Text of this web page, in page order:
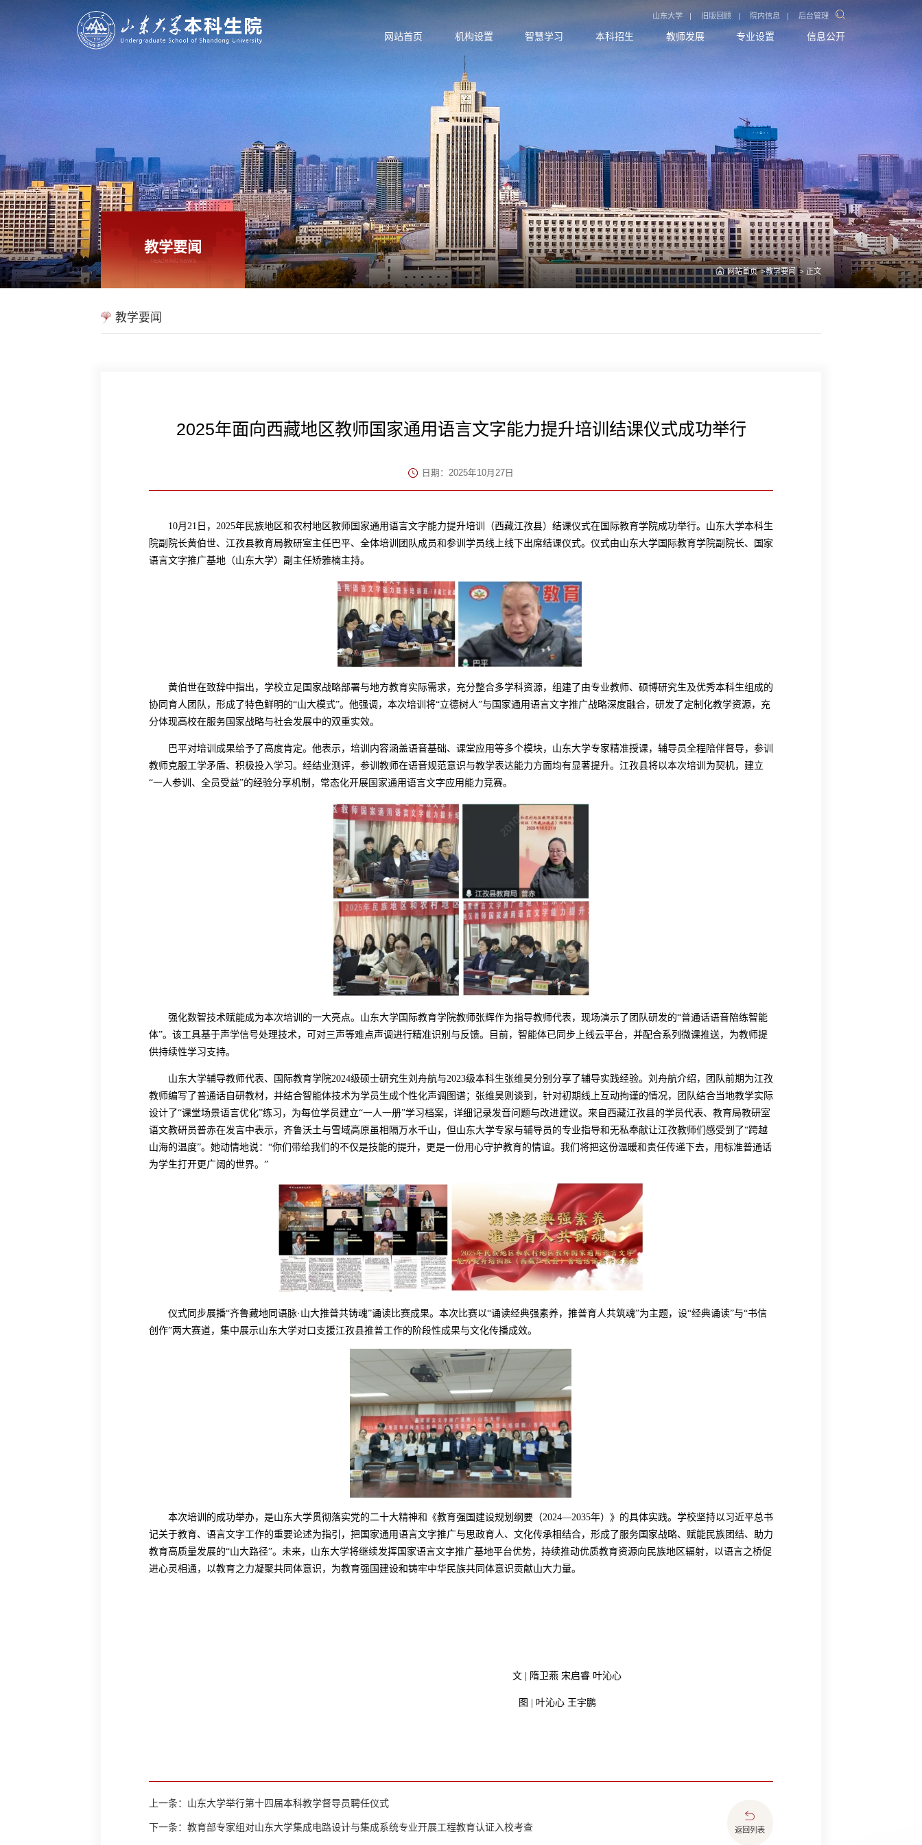
山东大学 | 旧版回顾 | 院内信息 | 后台管理
网站首页 机构设置 智慧学习 本科招生 教师发展 专业设置 信息公开
教学要闻
TEACHING NEWS
网站首页 教学要闻 正文
教学要闻
2025年面向西藏地区教师国家通用语言文字能力提升培训结课仪式成功举行
日期：2025年10月27日
10月21日，2025年民族地区和农村地区教师国家通用语言文字能力提升培训（西藏江孜县）结课仪式在国际教育学院成功举行。山东大学本科生
院副院长黄伯世、江孜县教育局教研室主任巴平、全体培训团队成员和参训学员线上线下出席结课仪式。仪式由山东大学国际教育学院副院长、国家
语言文字推广基地（山东大学）副主任矫雅楠主持。
黄伯世在致辞中指出，学校立足国家战略部署与地方教育实际需求，充分整合多学科资源，组建了由专业教师、硕博研究生及优秀本科生组成的
协同育人团队，形成了特色鲜明的“山大模式”。他强调，本次培训将“立德树人”与国家通用语言文字推广战略深度融合，研发了定制化教学资源，充
分体现高校在服务国家战略与社会发展中的双重实效。
巴平对培训成果给予了高度肯定。他表示，培训内容涵盖语音基础、课堂应用等多个模块，山东大学专家精准授课，辅导员全程陪伴督导，参训
教师克服工学矛盾、积极投入学习。经结业测评，参训教师在语音规范意识与教学表达能力方面均有显著提升。江孜县将以本次培训为契机，建立
“一人参训、全员受益”的经验分享机制，常态化开展国家通用语言文字应用能力竞赛。
强化数智技术赋能成为本次培训的一大亮点。山东大学国际教育学院教师张辉作为指导教师代表，现场演示了团队研发的“普通话语音陪练智能
体”。该工具基于声学信号处理技术，可对三声等难点声调进行精准识别与反馈。目前，智能体已同步上线云平台，并配合系列微课推送，为教师提
供持续性学习支持。
山东大学辅导教师代表、国际教育学院2024级硕士研究生刘舟航与2023级本科生张维昊分别分享了辅导实践经验。刘舟航介绍，团队前期为江孜
教师编写了普通话自研教材，并结合智能体技术为学员生成个性化声调图谱；张维昊则谈到，针对初期线上互动拘谨的情况，团队结合当地教学实际
设计了“课堂场景语言优化”练习，为每位学员建立“一人一册”学习档案，详细记录发音问题与改进建议。 来自西藏江孜县的学员代表、教育局教研室
语文教研员普赤在发言中表示，齐鲁沃土与雪域高原虽相隔万水千山，但山东大学专家与辅导员的专业指导和无私奉献让江孜教师们感受到了“跨越
山海的温度”。 她动情地说： “你们带给我们的不仅是技能的提升，更是一份用心守护教育的情谊。我们将把这份温暖和责任传递下去，用标准普通话
为学生打开更广阔的世界。”
仪式同步展播“齐鲁藏地同语脉·山大推普共铸魂”诵读比赛成果。本次比赛以“诵读经典强素养，推普育人共筑魂”为主题，设“经典诵读”与“书信
创作”两大赛道，集中展示山东大学对口支援江孜县推普工作的阶段性成果与文化传播成效。
本次培训的成功举办，是山东大学贯彻落实党的二十大精神和《教育强国建设规划纲要（2024—2035年）》的具体实践。学校坚持以习近平总书
记关于教育、语言文字工作的重要论述为指引，把国家通用语言文字推广与思政育人、文化传承相结合，形成了服务国家战略、赋能民族团结、助力
教育高质量发展的“山大路径”。未来，山东大学将继续发挥国家语言文字推广基地平台优势，持续推动优质教育资源向民族地区辐射，以语言之桥促
进心灵相通，以教育之力凝聚共同体意识，为教育强国建设和铸牢中华民族共同体意识贡献山大力量。
文 隋卫燕 宋启睿 叶沁心
图 | 叶沁心 王宇鹏
上一条： 山东大学举行第十四届本科教学督导员聘任仪式
下一条： 教育部专家组对山东大学集成电路设计与集成系统专业开展工程教育认证入校考查 返回列表